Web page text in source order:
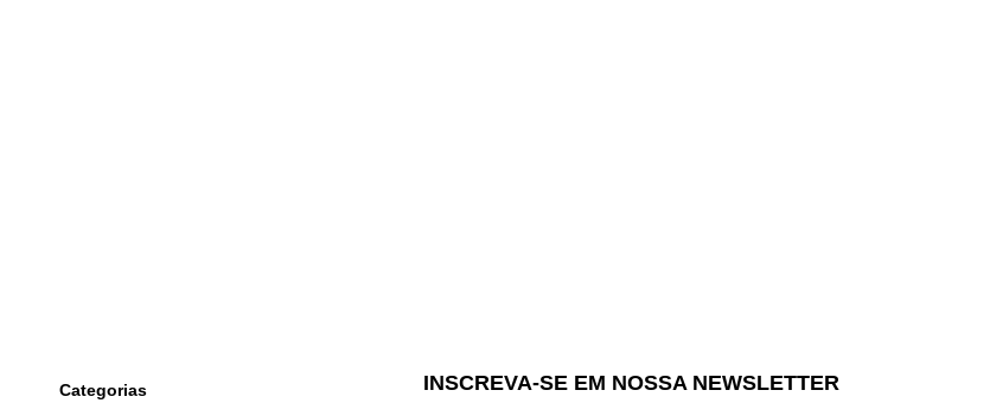
Categorias INSCREVA-SE EM NOSSA NEWSLETTER